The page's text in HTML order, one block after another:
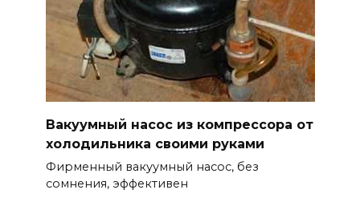
Вакуумный насос из компрессора от
холодильника своими руками
Фирменный вакуумный насос, без
сомнения, эффективен